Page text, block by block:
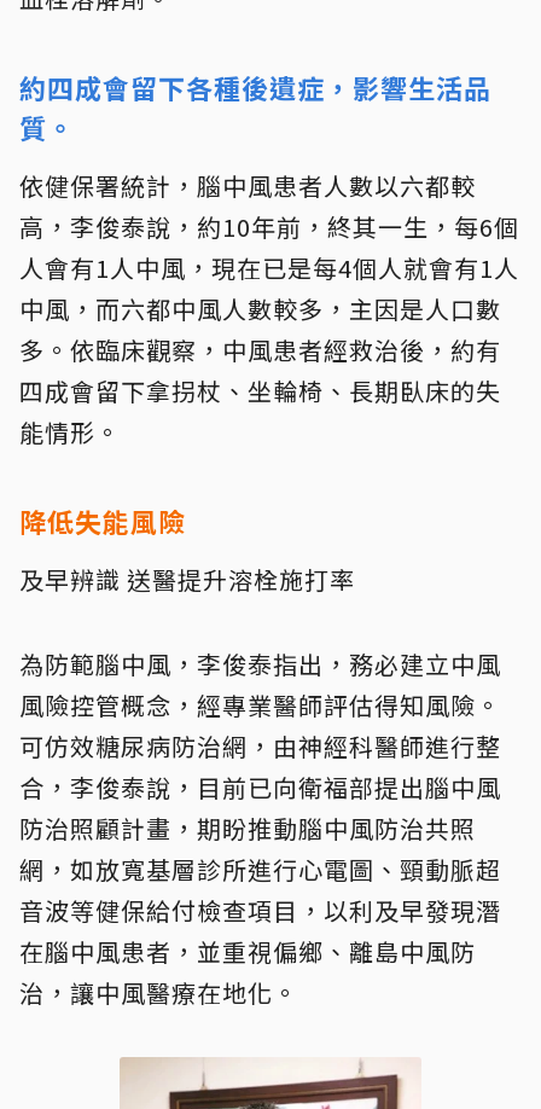
約四成會留下各種後遺症，影響生活品
質。
依健保署統計，腦中風患者人數以六都較
高，李俊泰說，約10年前，終其一生，每6個
人會有1人中風，現在已是每4個人就會有1人
中風，而六都中風人數較多，主因是人口數
多。依臨床觀察，中風患者經救治後，約有
四成會留下拿拐杖、坐輪椅、長期臥床的失
能情形。
降低失能風險
及早辨識 送醫提升溶栓施打率
為防範腦中風，李俊泰指出，務必建立中風
風險控管概念，經專業醫師評估得知風險。
可仿效糖尿病防治網，由神經科醫師進行整
合，李俊泰說，目前已向衛福部提出腦中風
防治照顧計畫，期盼推動腦中風防治共照
網，如放寬基層診所進行心電圖、頸動脈超
音波等健保給付檢查項目，以利及早發現潛
在腦中風患者，並重視偏鄉、離島中風防
治，讓中風醫療在地化。